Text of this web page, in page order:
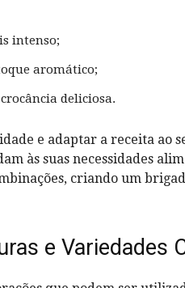
intenso;
aromático;
deliciosa.
e adaptar a receita ⁤ao
às suas necessidades
criando um
e Variedades